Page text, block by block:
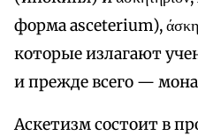
форма asceterium),
которые излагают
и прежде всего —
Аскетизм состоит в